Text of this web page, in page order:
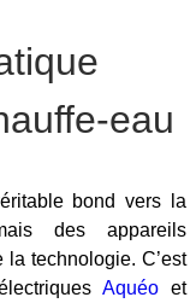
eau
bond vers la
des appareils
technologie. C’est
Aquéo et